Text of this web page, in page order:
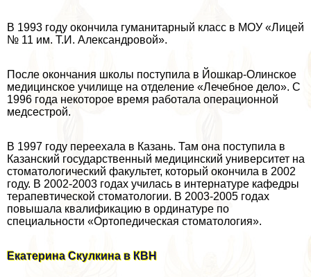
В 1993 году окончила гуманитарный класс в МОУ «Лицей
№ 11 им. Т.И. Александровой».
После окончания школы поступила в Йошкар-Олинское
медицинское училище на отделение «Лечебное дело». С
1996 года некоторое время работала операционной
медсестрой.
В 1997 году переехала в Казань. Там она поступила в
Казанский государственный медицинский университет на
стоматологический факультет, который окончила в 2002
году. В 2002-2003 годах училась в интернатуре кафедры
терапевтической стоматологии. В 2003-2005 годах
повышала квалификацию в ординатуре по
специальности «Ортопедическая стоматология».
Екатерина Скулкина в КВН